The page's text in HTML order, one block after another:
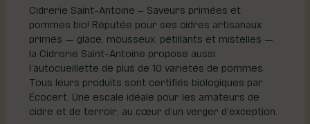
Cidrerie Saint-Antoine – Saveurs primées et
pommes bio! Réputée pour ses cidres artisanaux
primés — glace, mousseux, pétillants et mistelles —
la Cidrerie Saint-Antoine propose aussi
l’autocueillette de plus de 10 variétés de pommes.
Tous leurs produits sont certifiés biologiques par
Écocert. Une escale idéale pour les amateurs de
cidre et de terroir, au cœur d’un verger d’exception.